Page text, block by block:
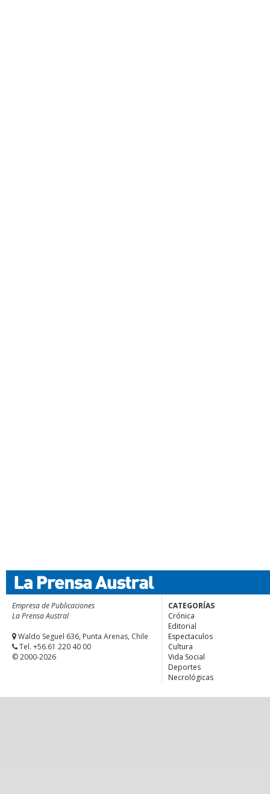
Empresa de Publicaciones
La Prensa Austral
Waldo Seguel 636, Punta Arenas, Chile
Tel. +56.61 220 40 00
© 2000-2026
CATEGORÍAS
Crónica
Editorial
Espectaculos
Cultura
Vida Social
Deportes
Necrológicas